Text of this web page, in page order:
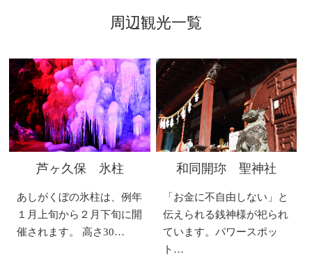
周辺観光一覧
芦ヶ久保 氷柱
あしがくぼの氷柱は、例年
１月上旬から２月下旬に開
催されます。 高さ30…
和同開珎 聖神社
「お金に不自由しない」と
伝えられる銭神様が祀られ
ています。パワースポッ
ト…